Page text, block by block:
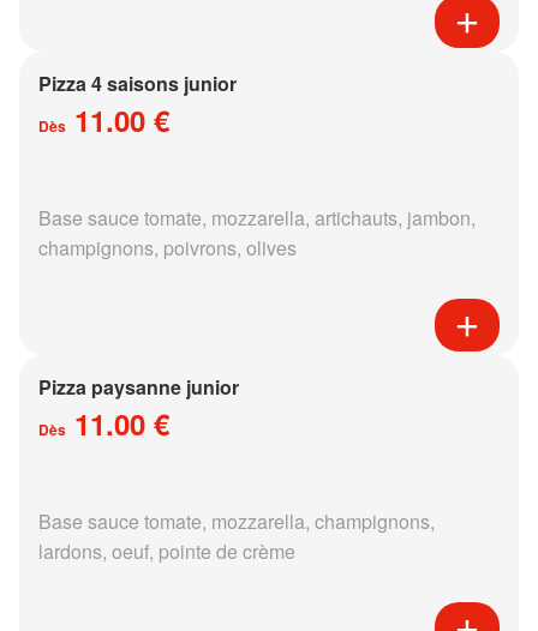
Pizza 4 saisons junior
Dès 11.00 €
Base sauce tomate, mozzarella, artichauts, jambon,
champignons, poivrons, olives
Pizza paysanne junior
Dès 11.00 €
Base sauce tomate, mozzarella, champignons,
lardons, oeuf, pointe de crème